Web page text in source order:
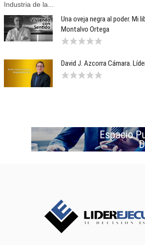
Industria de la...
Una oveja negra al poder. Mi
Montalvo Ortega
David J. Azcorra Cámara.